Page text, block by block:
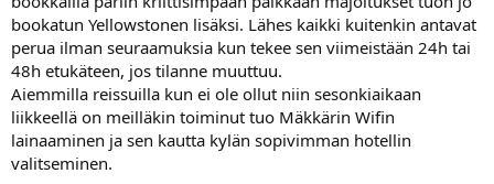
Sitten ois ajeltu rannikolta rannikolle, west coastilla ja East coastilla
bookatun Yellowstonen lisäksi. Lähes kaikki kuitenkin antavat
perua ilman seuraamuksia kun tekee sen viimeistään 24h tai
48h etukäteen, jos tilanne muuttuu.
Aiemmilla reissuilla kun ei ole ollut niin sesonkiaikaan
liikkeellä on meilläkin toiminut tuo Mäkkärin Wifin
lainaaminen ja sen kautta kylän sopivimman hotellin
valitseminen.